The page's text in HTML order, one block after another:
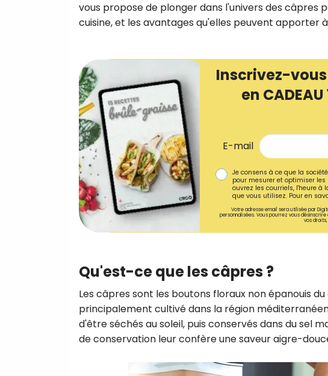
vous propose de plonger dans l'univers des câpres
cuisine, et les avantages qu'elles peuvent apporter
Inscrivez-
en CADEAU
E-mail
Je consens à ce que la
pour mesurer et optimiser
ouvrez les courriels, l'heure
que vous utilisez. Pour en
Votre adresse email sera utilisée par
personnalisées. Vous pourrez vous
vos
Qu'est-ce que les câpres ?
Les câpres sont les boutons floraux non épanouis
principalement cultivé dans la région
d'être séchés au soleil, puis conservés dans du sel
de conservation leur confère une saveur aigre-